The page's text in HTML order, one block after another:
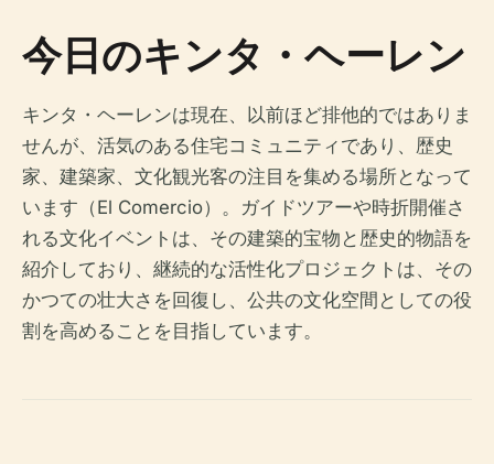
今日のキンタ・ヘーレン
キンタ・ヘーレンは現在、以前ほど排他的ではありま
せんが、活気のある住宅コミュニティであり、歴史
家、建築家、文化観光客の注目を集める場所となって
います（El Comercio）。ガイドツアーや時折開催さ
れる文化イベントは、その建築的宝物と歴史的物語を
紹介しており、継続的な活性化プロジェクトは、その
かつての壮大さを回復し、公共の文化空間としての役
割を高めることを目指しています。